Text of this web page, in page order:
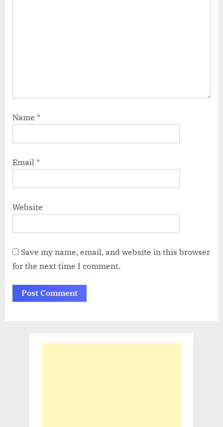
Name *
Email *
Website
Save my name, email, and website in this browser
for the next time I comment.